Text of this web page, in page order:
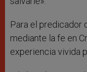
Para el predicador
mediante la fe en
experiencia vivida